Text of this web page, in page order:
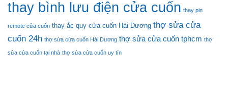
thay bình lưu điện cửa cuốn thay pin
remote cửa cuốn thay ắc quy cửa cuốn Hải Dương thợ sửa cửa
cuốn 24h thợ sửa cửa cuốn Hải Dương thợ sửa cửa cuốn tphcm thợ
sửa cửa cuốn tại nhà thợ sửa cửa cuốn uy tín